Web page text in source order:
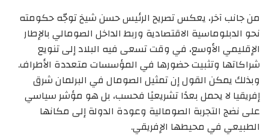
من جانب آخر، يعكس تصريح الرئيس حسن شيخ توجّه حكومته
نحو الدبلوماسية الاقتصادية وربط الداخل الصومالي بالإطار
الإقليمي الأوسع، في وقت تسعى فيه البلاد إلى تنويع
شراكاتها وتثبيت حضورها في المؤسسات متعددة الأطراف.
وبذلك يمكن القول إن تمثيل الصومال في البرلمان شرق
إفريقيا لا يحمل بعدًا تشريعيًا فحسب، بل هو مؤشر سياسي
على نضج التجربة الصومالية وعودة الدولة إلى مكانها
الطبيعي في محيطها الإفريقي.